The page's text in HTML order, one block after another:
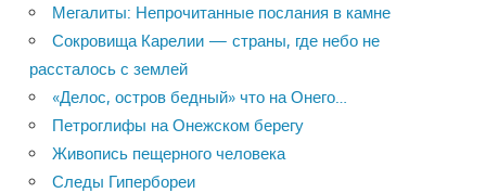
Мегалиты: Непрочитанные послания в камне
Сокровища Карелии — страны, где небо не
рассталось с землей
«Делос, остров бедный» что на Онего…
Петроглифы на Онежском берегу
Живопись пещерного человека
Следы Гипербореи